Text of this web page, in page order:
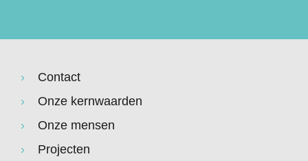
Contact
Onze kernwaarden
Onze mensen
Projecten